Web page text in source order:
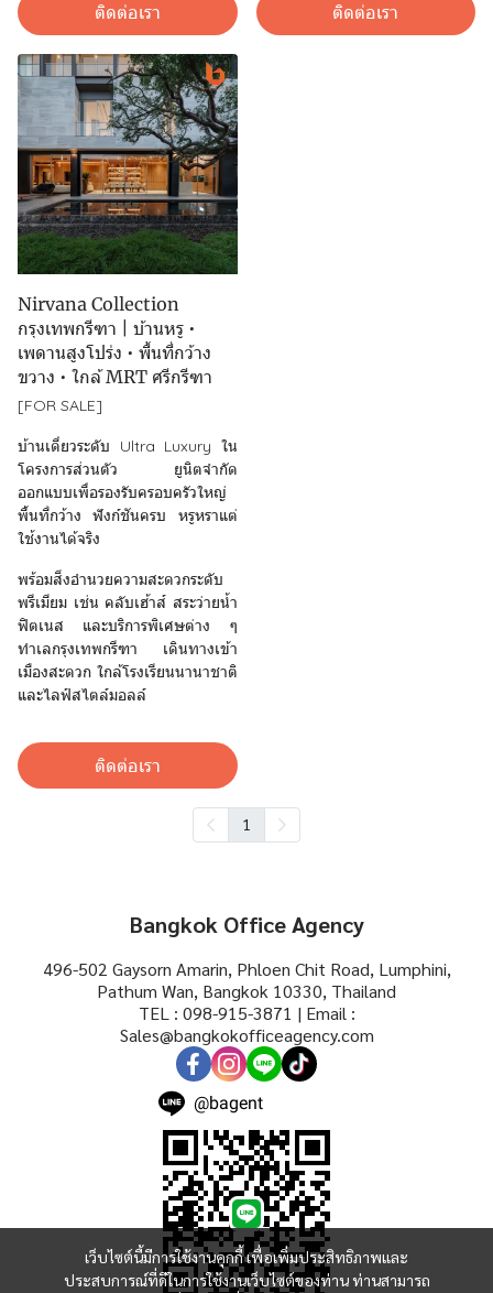
ติดต่อเรา ติดต่อเรา
Nirvana Collection
กรุงเทพกรีฑา | บ้านหรู •
เพดานสูงโปร่ง • พื้นที่กว้าง
ขวาง • ใกล้ MRT ศรีกรีฑา
[FOR SALE]
บ้านเดี่ยวระดับ Ultra Luxury ใน
โครงการส่วนตัว ยูนิตจำกัด
ออกแบบเพื่อรองรับครอบครัวใหญ่
พื้นที่กว้าง ฟังก์ชันครบ หรูหราแต่
ใช้งานได้จริง
พร้อมสิ่งอำนวยความสะดวกระดับ
พรีเมียม เช่น คลับเฮ้าส์ สระว่ายน้ำ
ฟิตเนส และบริการพิเศษต่าง ๆ
ทำเลกรุงเทพกรีฑา เดินทางเข้า
เมืองสะดวก ใกล้โรงเรียนนานาชาติ
และไลฟ์สไตล์มอลล์
ติดต่อเรา
1
เว็บไซต์นี้มีการใช้งานคุกกี้ เพื่อเพิ่มประสิทธิภาพและ
ประสบการณ์ที่ดีในการใช้งานเว็บไซต์ของท่าน ท่านสามารถ
Bangkok Office Agency
496-502 Gaysorn Amarin, Phloen Chit Road, Lumphini,
Pathum Wan, Bangkok 10330, Thailand
TEL : 098-915-3871 | Email :
Sales@bangkokofficeagency.com
@bagent